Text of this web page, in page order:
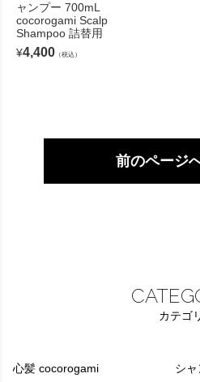
ャンプー 700mL
cocorogami Scalp
Shampoo 詰替用
¥4,400 （税込）
前のページ
カテゴ
心髪 cocorogami シ